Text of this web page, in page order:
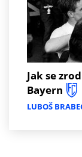
Jak se
Bayern
LUBOŠ